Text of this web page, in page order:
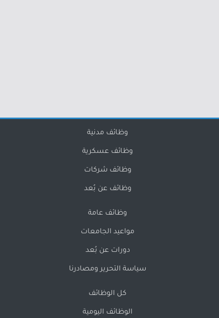
وظائف مدنية
وظائف عسكرية
وظائف شركات
وظائف عن بُعد
وظائف عامة
مواعيد الجامعات
دورات عن بُعد
سياسة التحرير ومصادرنا
كل الوظائف
الوظائف اليومية